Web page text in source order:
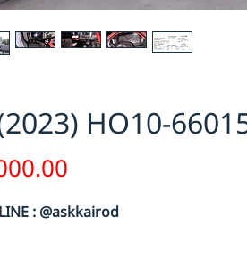
HO10-
: @askkairod